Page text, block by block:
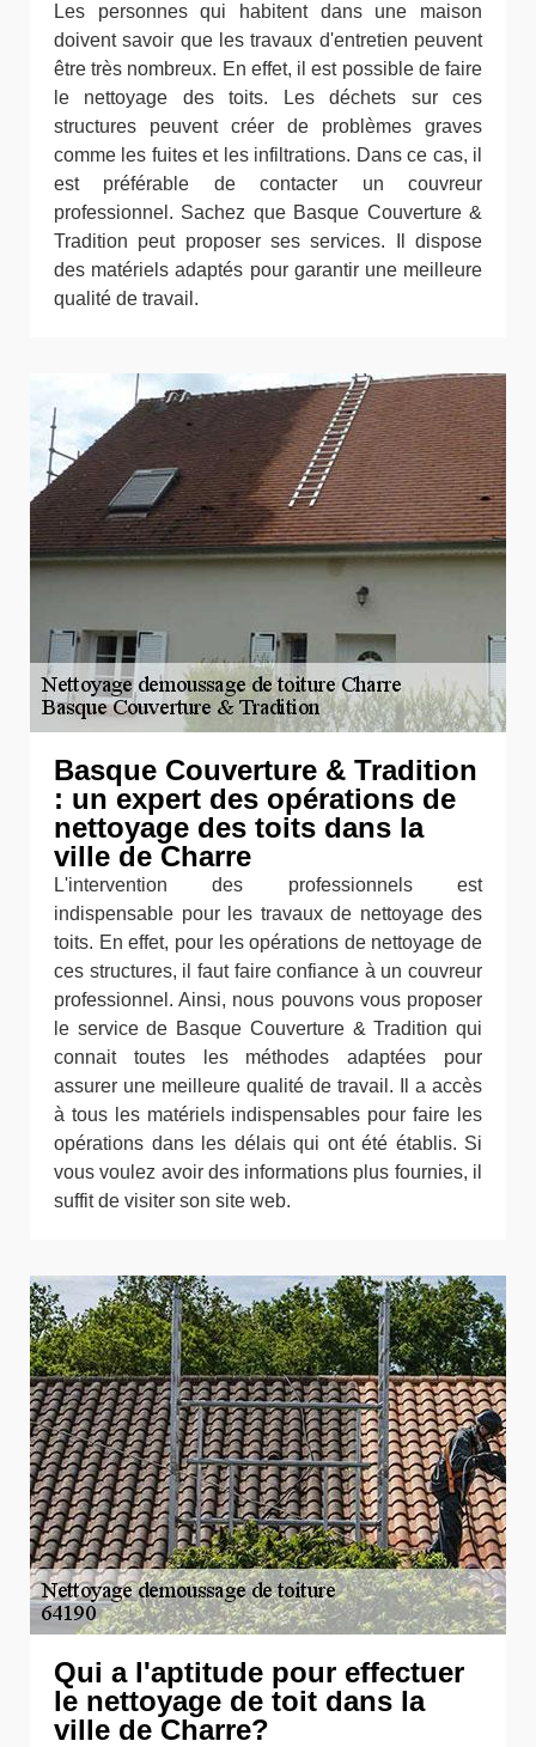
Les personnes qui habitent dans une maison
doivent savoir que les travaux d'entretien peuvent
être très nombreux. En effet, il est possible de faire
le nettoyage des toits. Les déchets sur ces
structures peuvent créer de problèmes graves
comme les fuites et les infiltrations. Dans ce cas, il
est préférable de contacter un couvreur
professionnel. Sachez que Basque Couverture &
Tradition peut proposer ses services. Il dispose
des matériels adaptés pour garantir une meilleure
qualité de travail.
Basque Couverture & Tradition
: un expert des opérations de
nettoyage des toits dans la
ville de Charre
L'intervention des professionnels est
indispensable pour les travaux de nettoyage des
toits. En effet, pour les opérations de nettoyage de
ces structures, il faut faire confiance à un couvreur
professionnel. Ainsi, nous pouvons vous proposer
le service de Basque Couverture & Tradition qui
connait toutes les méthodes adaptées pour
assurer une meilleure qualité de travail. Il a accès
à tous les matériels indispensables pour faire les
opérations dans les délais qui ont été établis. Si
vous voulez avoir des informations plus fournies, il
suffit de visiter son site web.
Qui a l'aptitude pour effectuer
le nettoyage de toit dans la
ville de Charre?